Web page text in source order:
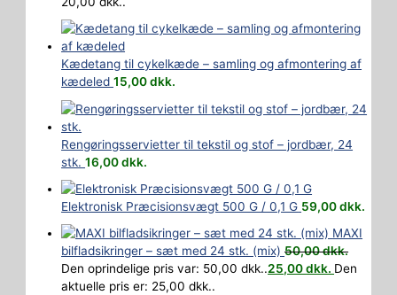
Kædetang til cykelkæde – samling og afmontering af
kædeled 15,00dkk.
Rengøringsservietter til tekstil og stof – jordbær, 24
stk. 16,00dkk.
Elektronisk Præcisionsvægt 500 G / 0,1 G 59,00dkk.
MAXI
bilfladsikringer – sæt med 24 stk. (mix) 50,00dkk.
Den oprindelige pris var: 50,00 dkk..25,00dkk. Den
aktuelle pris er: 25,00 dkk..